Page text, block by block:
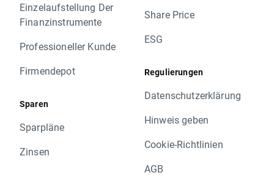
Einzelaufstellung Der
Finanzinstrumente
Professioneller Kunde
Firmendepot
Sparen
Sparpläne
Zinsen
Share Price
ESG
Regulierungen
Datenschutzerklärung
Hinweis geben
Cookie-Richtlinien
AGB